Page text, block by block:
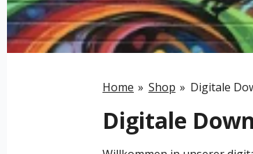
Home » Shop » Digitale
Digitale